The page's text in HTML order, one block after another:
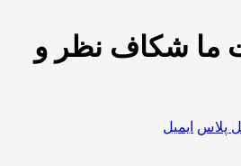
ما شکاف نظر و
پلاس ایمیل